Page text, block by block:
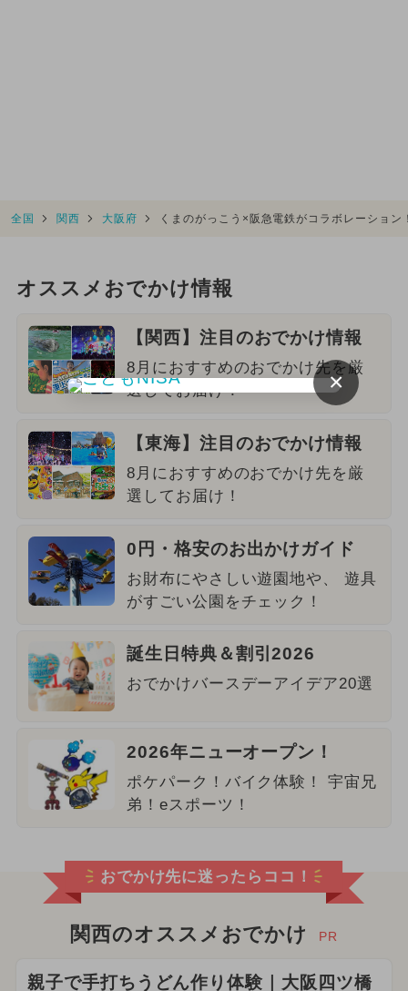
全国 関西 大阪府 くまのがっこう×阪急電鉄がコラボレーショ
オススメおでかけ情報
【関西】注目のおでかけ情報
8月におすすめのおでかけ先を厳
選してお届け！
【東海】注目のおでかけ情報
8月におすすめのおでかけ先を厳
選してお届け！
0円・格安のお出かけガイド
お財布にやさしい遊園地や、 遊具
がすごい公園をチェック！
誕生日特典＆割引2026
おでかけバースデーアイデア20選
2026年ニューオープン！
ポケパーク！バイク体験！ 宇宙兄
弟！eスポーツ！
おでかけ先に迷ったらココ！
関西のオススメおでかけ PR
親子で手打ちうどん作り体験｜大阪四ツ橋
×